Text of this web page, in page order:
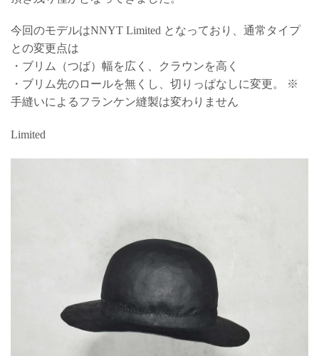
今回のモデルはNNYT Limited となっており、通常タイプ
との変更点は
・ブリム（つば）幅を広く、クラウンを高く
・ブリム先のロールを無くし、切りっぱなしに変更。 ※
手縫いによるフランケン縫製は変わりません
Limited